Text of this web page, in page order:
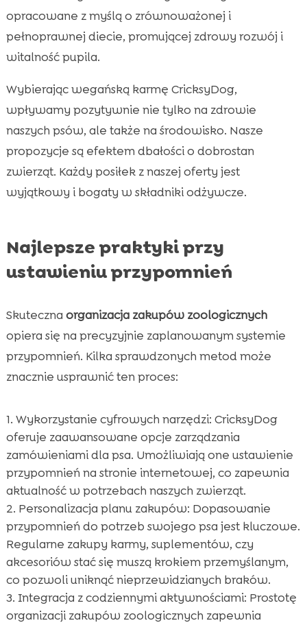
opracowane z myślą o zrównoważonej i
pełnoprawnej diecie, promującej zdrowy rozwój i
witalność pupila.
Wybierając wegańską karmę CricksyDog,
wpływamy pozytywnie nie tylko na zdrowie
naszych psów, ale także na środowisko. Nasze
propozycje są efektem dbałości o dobrostan
zwierząt. Każdy posiłek z naszej oferty jest
wyjątkowy i bogaty w składniki odżywcze.
Najlepsze praktyki przy
ustawieniu przypomnień
Skuteczna organizacja zakupów zoologicznych
opiera się na precyzyjnie zaplanowanym systemie
przypomnień. Kilka sprawdzonych metod może
znacznie usprawnić ten proces:
Wykorzystanie cyfrowych narzędzi: CricksyDog
oferuje zaawansowane opcje zarządzania
zamówieniami dla psa. Umożliwiają one ustawienie
przypomnień na stronie internetowej, co zapewnia
aktualność w potrzebach naszych zwierząt.
Personalizacja planu zakupów: Dopasowanie
przypomnień do potrzeb swojego psa jest kluczowe.
Regularne zakupy karmy, suplementów, czy
akcesoriów stać się muszą krokiem przemyślanym,
co pozwoli uniknąć nieprzewidzianych braków.
Integracja z codziennymi aktywnościami: Prostotę
organizacji zakupów zoologicznych zapewnia